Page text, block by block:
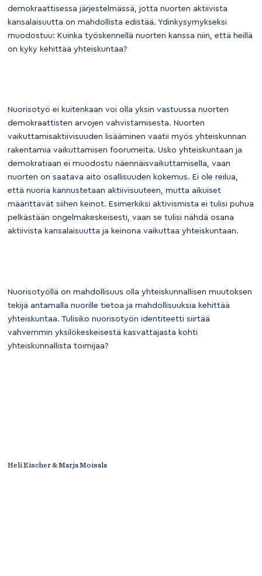
demokraattisessa järjestelmässä, jotta nuorten aktiivista
kansalaisuutta on mahdollista edistää. Ydinkysymykseksi
muodostuu: Kuinka työskennellä nuorten kanssa niin, että heillä
on kyky kehittää yhteiskuntaa?
Nuorisotyö ei kuitenkaan voi olla yksin vastuussa nuorten
demokraattisten arvojen vahvistamisesta. Nuorten
vaikuttamisaktiivisuuden lisääminen vaatii myös yhteiskunnan
rakentamia vaikuttamisen foorumeita. Usko yhteiskuntaan ja
demokratiaan ei muodostu näennäisvaikuttamisella, vaan
nuorten on saatava aito osallisuuden kokemus. Ei ole reilua,
että nuoria kannustetaan aktiivisuuteen, mutta aikuiset
määrittävät siihen keinot. Esimerkiksi aktivismista ei tulisi puhua
pelkästään ongelmakeskeisesti, vaan se tulisi nähdä osana
aktiivista kansalaisuutta ja keinona vaikuttaa yhteiskuntaan.
Nuorisotyöllä on mahdollisuus olla yhteiskunnallisen muutoksen
tekijä antamalla nuorille tietoa ja mahdollisuuksia kehittää
yhteiskuntaa. Tulisiko nuorisotyön identiteetti siirtää
vahvemmin yksilökeskeisestä kasvattajasta kohti
yhteiskunnallista toimijaa?
Heli Eischer & Marja Moisala